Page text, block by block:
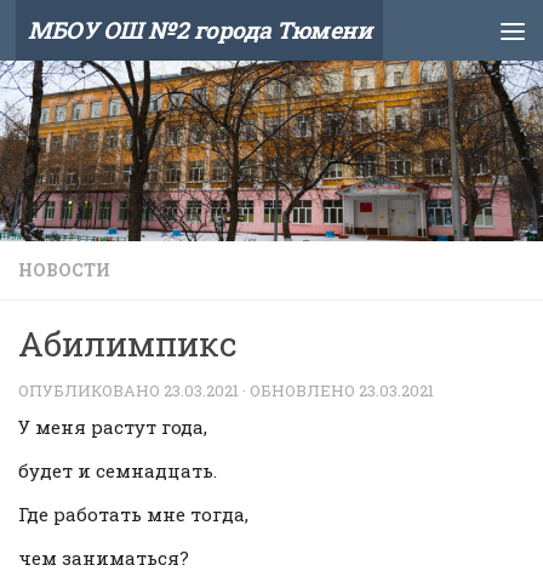
Skip to content
МБОУ ОШ №2 города Тюмени
НОВОСТИ
Абилимпикс
ОПУБЛИКОВАНО 23.03.2021 · ОБНОВЛЕНО 23.03.2021
У меня растут года,
будет и семнадцать.
Где работать мне тогда,
чем заниматься?